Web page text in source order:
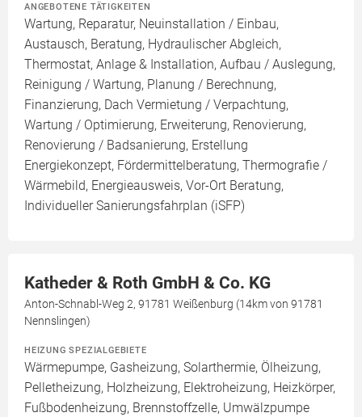
ANGEBOTENE TÄTIGKEITEN
Wartung, Reparatur, Neuinstallation / Einbau,
Austausch, Beratung, Hydraulischer Abgleich,
Thermostat, Anlage & Installation, Aufbau / Auslegung,
Reinigung / Wartung, Planung / Berechnung,
Finanzierung, Dach Vermietung / Verpachtung,
Wartung / Optimierung, Erweiterung, Renovierung,
Renovierung / Badsanierung, Erstellung
Energiekonzept, Fördermittelberatung, Thermografie /
Wärmebild, Energieausweis, Vor-Ort Beratung,
Individueller Sanierungsfahrplan (iSFP)
Katheder & Roth GmbH & Co. KG
Anton-Schnabl-Weg 2, 91781 Weißenburg (14km von 91781
Nennslingen)
HEIZUNG SPEZIALGEBIETE
Wärmepumpe, Gasheizung, Solarthermie, Ölheizung,
Pelletheizung, Holzheizung, Elektroheizung, Heizkörper,
Fußbodenheizung, Brennstoffzelle, Umwälzpumpe